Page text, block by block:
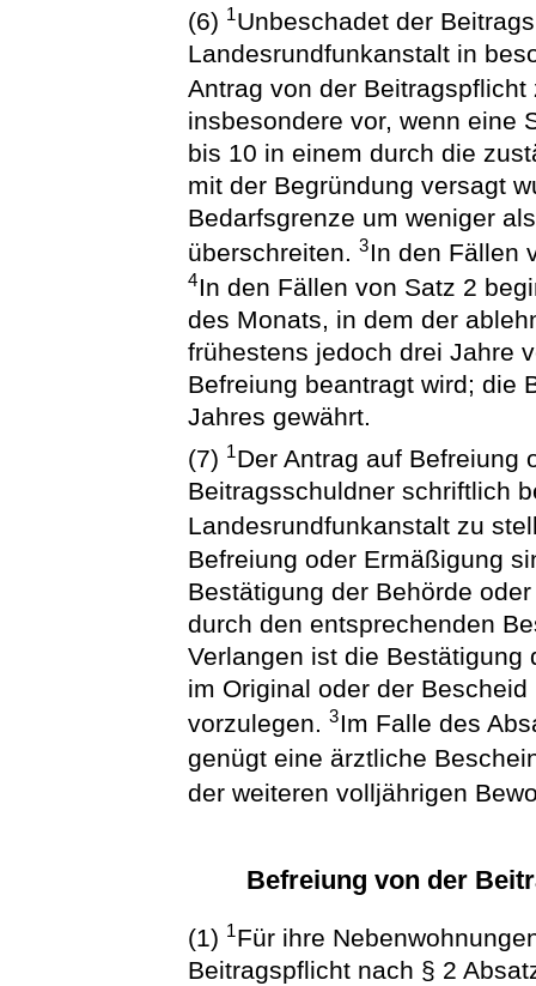
(6) 1Unbeschadet der
Landesrundfunkanstalt in
Antrag von der
insbesondere vor, wenn eine
bis 10 in einem durch die
mit der Begründung versagt
Bedarfsgrenze um weniger
überschreiten.3In den Fällen
4In den Fällen von Satz 2
des Monats, in dem der
frühestens jedoch drei Jahre
Befreiung beantragt wird; die
Jahres gewährt.
(7) 1Der Antrag auf Befreiung
Beitragsschuldner schriftlich
Landesrundfunkanstalt zu
Befreiung oder Ermäßigung
Bestätigung der Behörde
durch den entsprechenden
Verlangen ist die
im Original oder der
vorzulegen.3Im Falle des
genügt eine ärztliche
der weiteren volljährigen
Befreiung von der
(1) 1Für ihre
Beitragspflicht nach § 2